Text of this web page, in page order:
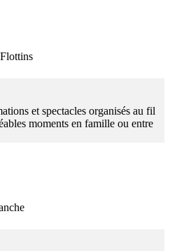
et spectacles organisés au fil
moments en famille ou entre